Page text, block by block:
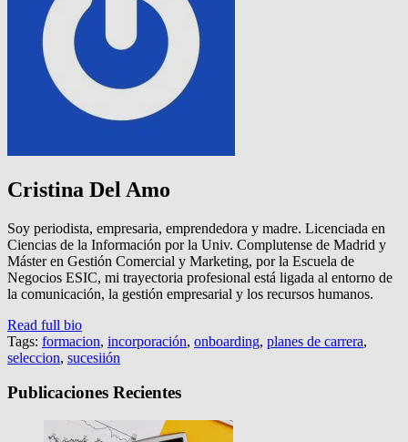
Cristina Del Amo
Soy periodista, empresaria, emprendedora y madre. Licenciada en
Ciencias de la Información por la Univ. Complutense de Madrid y
Máster en Gestión Comercial y Marketing, por la Escuela de
Negocios ESIC, mi trayectoria profesional está ligada al entorno de
la comunicación, la gestión empresarial y los recursos humanos.
Read full bio
Tags: formacion, incorporación, onboarding, planes de carrera,
seleccion, sucesiión
Publicaciones Recientes